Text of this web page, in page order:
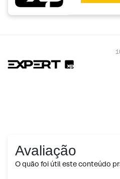
Avaliação
O quão foi útil este conteúdo